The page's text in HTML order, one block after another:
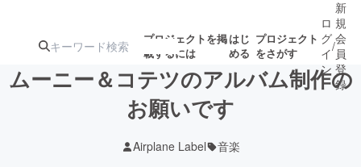
プロジェクトを掲
載するには
はじ
める
プロジェクト
をさがす
ジェクト
募集終了が近いプ
ロジェクト
ロ
グ
イ
ン
/
新
規
会
員
登
録
ムーニー＆コテツのアルバム制作の
お願いです
Airplane Label 音楽